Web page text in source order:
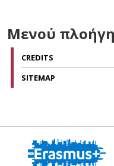
Μενού
CREDITS
SITEMAP